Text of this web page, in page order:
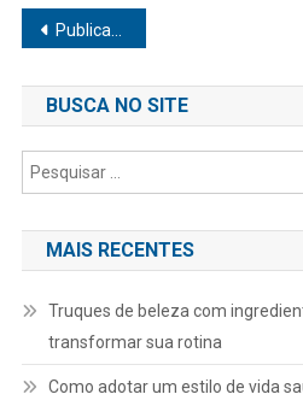
Navegação
por
posts
Publicações mais antigas
BUSCA NO SITE
MAIS RECENTES
Truques de beleza com
transformar sua rotina
Como adotar um estilo de vida